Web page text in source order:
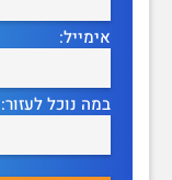
אימייל:
במה נוכל לעזור: